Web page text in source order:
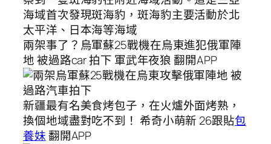
兩架事了？烏軍蘇25戰機在烏東進犯俄軍陣
地 被過路car 拍下 軍武年夜狼 翻開APP
新疆最有名美食烤包子，在火爐外面烤熟，
換個地域盡對吃不到！ 希奇小萌新 26跟貼包
養妹翻開APP